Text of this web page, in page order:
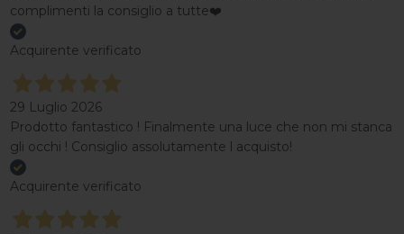
complimenti la consiglio a tutte❤️
Acquirente verificato
29 Luglio 2026
Prodotto fantastico ! Finalmente una luce che non mi stanca
gli occhi ! Consiglio assolutamente l acquisto!
Acquirente verificato